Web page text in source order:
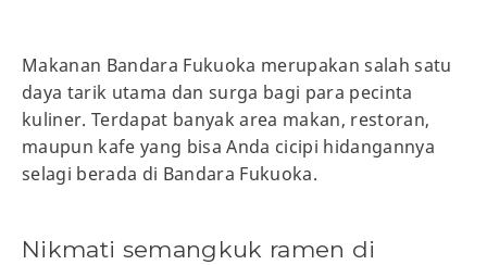
Makanan Bandara Fukuoka merupakan salah satu
daya tarik utama dan surga bagi para pecinta
kuliner. Terdapat banyak area makan, restoran,
maupun kafe yang bisa Anda cicipi hidangannya
selagi berada di Bandara Fukuoka.
Nikmati semangkuk ramen di